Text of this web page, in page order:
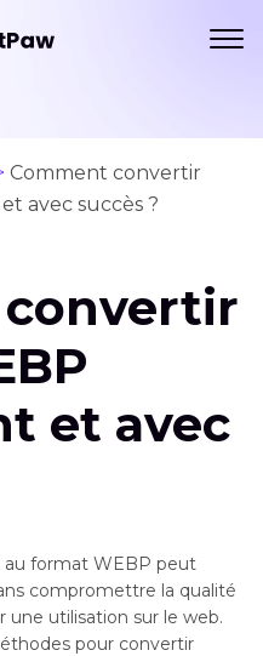
Comment convertir
avec succès ?
et avec
au format WEBP peut
compromettre la qualité
une utilisation sur le web.
pour convertir